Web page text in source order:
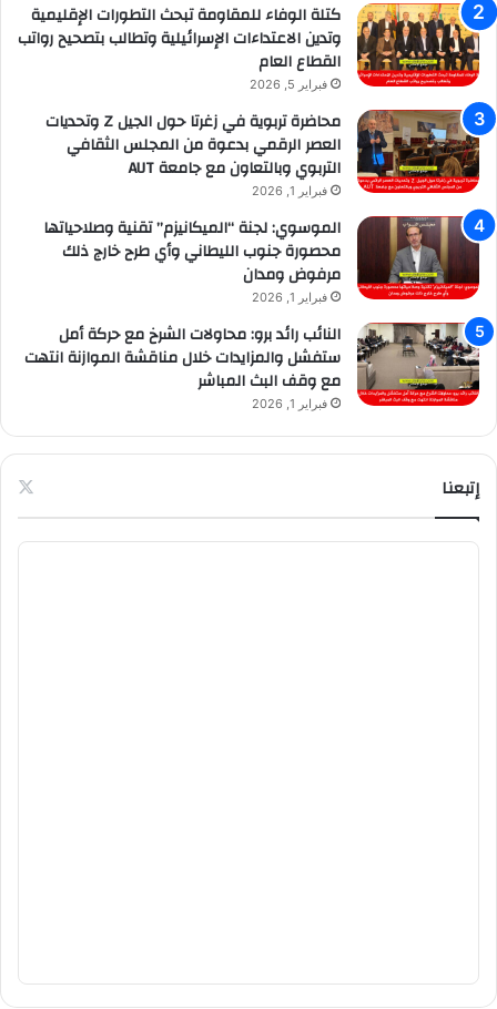
كتلة الوفاء للمقاومة تبحث التطورات الإقليمية
وتدين الاعتداءات الإسرائيلية وتطالب بتصحيح رواتب
القطاع العام
فبراير 5, 2026
محاضرة تربوية في زغرتا حول الجيل Z وتحديات
العصر الرقمي بدعوة من المجلس الثقافي
التربوي وبالتعاون مع جامعة AUT
فبراير 1, 2026
الموسوي: لجنة “الميكانيزم” تقنية وصلاحياتها
محصورة جنوب الليطاني وأي طرح خارج ذلك
مرفوض ومدان
فبراير 1, 2026
النائب رائد برو: محاولات الشرخ مع حركة أمل
ستفشل والمزايدات خلال مناقشة الموازنة انتهت
مع وقف البث المباشر
فبراير 1, 2026
إتبعنا